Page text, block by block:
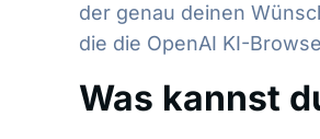
der genau deinen
die die OpenAI KI-
Was kannst